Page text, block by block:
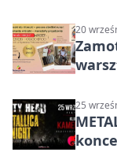
20
25